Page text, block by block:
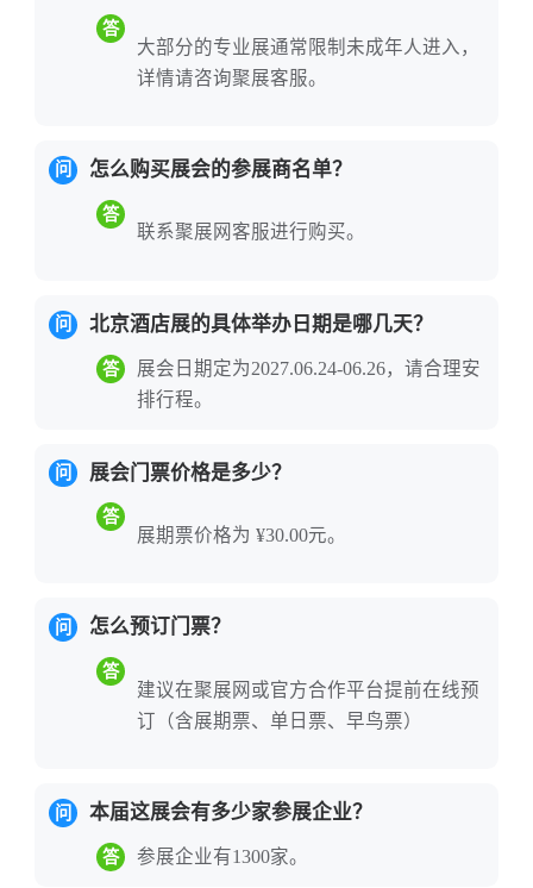
力于为全球酒店及餐饮产业链搭建集展
示、交流、采购、合作于一体的专业平
参展的核心价值在于其全产业链覆盖的平
势。展会整合了餐饮业供应链、食品饮
备、外卖包装、桌面用品、客房用品、酒
店布草、清洁设备、餐饮食品及饮料设
备、咖啡和茶、工程设计、智慧酒店、酒
的酒店餐饮企业、经销商、供应链伙伴及
采购决策者，为参展企业提供了直面北方
核心采购决策者的战略窗口。
国际化程度持续提升。
利知名公关传媒公司DAG Communication
建立战略合作伙伴关系，预计将国际展商
国际展商重磅亮相，马来西亚展团等国际
展团连年参展。海尔、LG、国瓷永丰源、
答
大部分的专业展通常限制未成年人进入，
详情请咨询聚展客服。
问 怎么购买展会的参展商名单？
答
联系聚展网客服进行购买。
问 北京酒店展的具体举办日期是哪几天？
答
展会日期定为2027.06.24-06.26，请合理安
排行程。
问 展会门票价格是多少？
答
展期票价格为 ¥30.00元。
问 怎么预订门票？
答
建议在聚展网或官方合作平台提前在线预
订（含展期票、单日票、早鸟票）
问 本届这展会有多少家参展企业？
答 参展企业有1300家。